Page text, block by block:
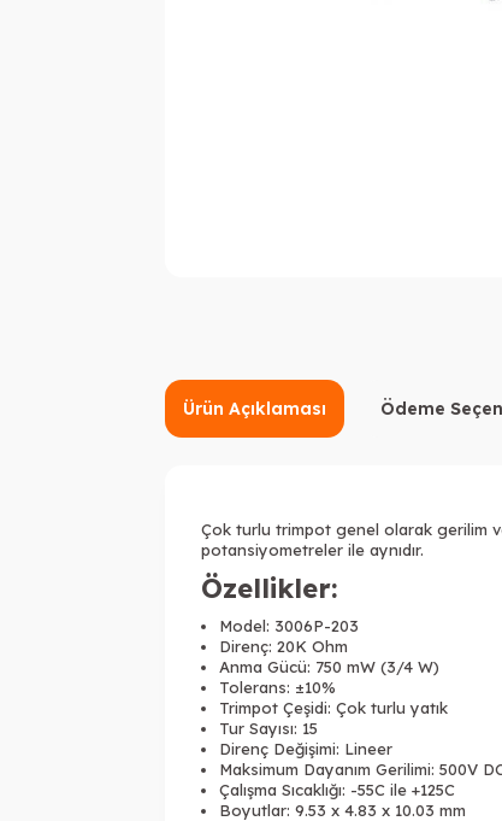
Ürün Açıklaması Ödeme
Çok turlu trimpot genel olarak gerilim
potansiyometreler ile aynıdır.
Özellikler:
Model: 3006P-203
Direnç: 20K Ohm
Anma Gücü: 750 mW (3/4 W)
Tolerans: ±10%
Trimpot Çeşidi: Çok turlu yatık
Tur Sayısı: 15
Direnç Değişimi: Lineer
Maksimum Dayanım Gerilimi: 500V
Çalışma Sıcaklığı: -55C ile +125C
Boyutlar: 9.53 x 4.83 x 10.03 mm